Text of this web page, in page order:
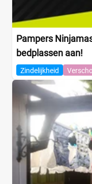
Pampers
bedplassen aan!
Zindelijkheid